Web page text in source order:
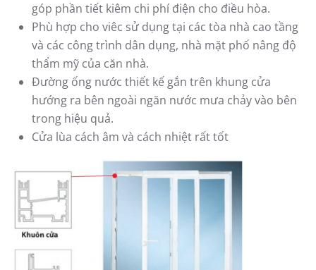
góp phần tiết kiêm chi phí điện cho điều hòa.
Phù hợp cho viêc sử dụng tại các tòa nhà cao tầng
và các công trình dân dụng, nhà mặt phố nâng độ
thẩm mỹ của căn nhà.
Đường ống nước thiết kế gắn trên khung cửa
hướng ra bên ngoài ngăn nước mưa chảy vào bên
trong hiệu quả.
Cửa lùa cách âm và cách nhiệt rất tốt